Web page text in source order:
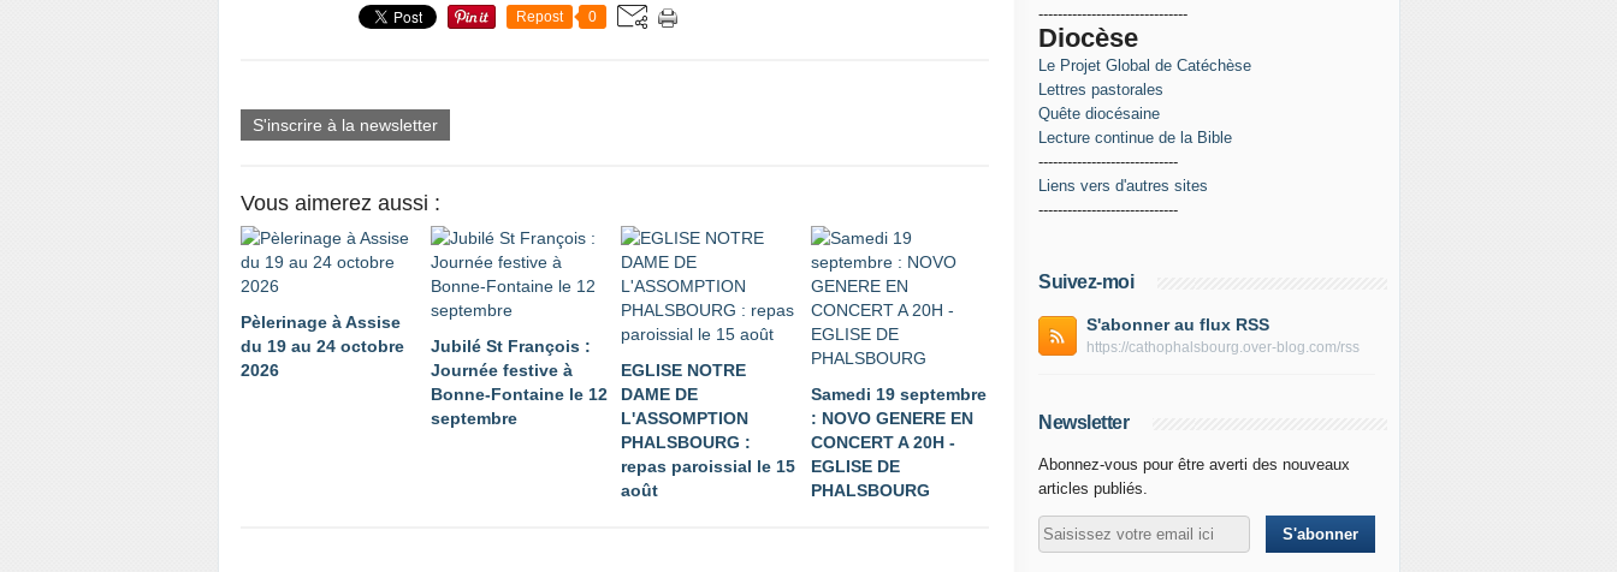
Repost 0
S'inscrire à la newsletter
Vous aimerez aussi :
Pèlerinage à Assise
du 19 au 24 octobre
2026
Jubilé St François :
Journée festive à
Bonne-Fontaine le 12
septembre
EGLISE NOTRE
DAME DE
L'ASSOMPTION
PHALSBOURG :
repas paroissial le 15
août
Samedi 19 septembre
: NOVO GENERE EN
CONCERT A 20H -
EGLISE DE
PHALSBOURG
-------------------------------
Diocèse
Le Projet Global de Catéchèse
Lettres pastorales
Quête diocésaine
Lecture continue de la Bible
-----------------------------
Liens vers d'autres sites
-----------------------------
Suivez-moi
S'abonner au flux RSS
https://cathophalsbourg.over-blog.com/rss
Newsletter
Abonnez-vous pour être averti des nouveaux
articles publiés.